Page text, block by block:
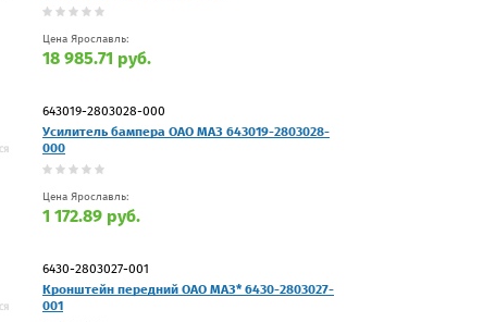
Цена Ярославль:
18 985.71 руб.
643019-2803028-000
Усилитель бампера ОАО МАЗ 643019-2803028-
000
Цена Ярославль:
1 172.89 руб.
6430-2803027-001
Кронштейн передний ОАО МАЗ* 6430-2803027-
001